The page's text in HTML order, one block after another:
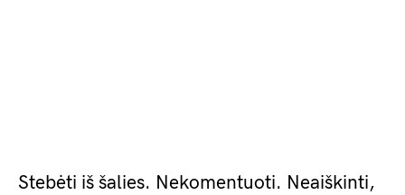
Stebėti iš šalies. Nekomentuoti. Neaiškinti,